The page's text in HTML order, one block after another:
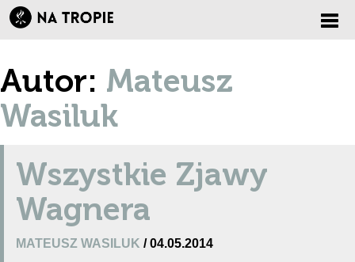
Autor: Mateusz
Wasiluk
Wszystkie Zjawy
Wagnera
MATEUSZ WASILUK / 04.05.2014